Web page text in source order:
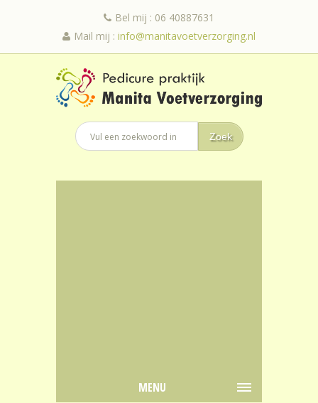
Bel mij : 06 40887631
Mail mij : info@manitavoetverzorging.nl
MENU